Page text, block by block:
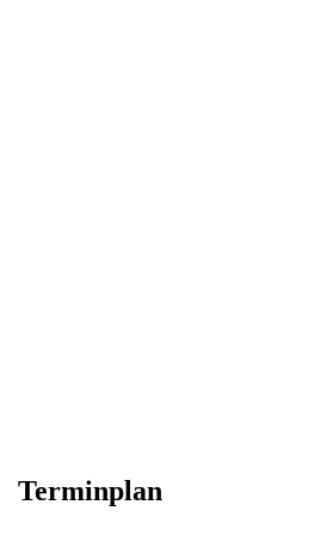
Terminplan